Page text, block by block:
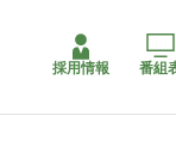
採用情報 番組